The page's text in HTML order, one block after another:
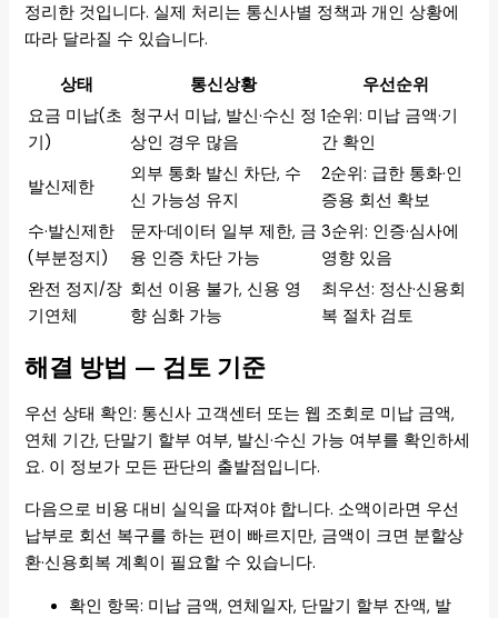
정리한 것입니다. 실제 처리는 통신사별 정책과 개인 상황에
따라 달라질 수 있습니다.
상태 통신상황
우선순위
요금 미납(초
기)
청구서 미납, 발신·수신 정
상인 경우 많음
1순위: 미납 금액·기
간 확인
발신제한
외부 통화 발신 차단, 수
신 가능성 유지
2순위: 급한 통화·인
증용 회선 확보
수·발신제한
(부분정지)
문자·데이터 일부 제한, 금
융 인증 차단 가능
3순위: 인증·심사에
영향 있음
완전 정지/장
기연체
회선 이용 불가, 신용 영
향 심화 가능
최우선: 정산·신용회
복 절차 검토
해결 방법 — 검토 기준
우선 상태 확인: 통신사 고객센터 또는 웹 조회로 미납 금액,
연체 기간, 단말기 할부 여부, 발신·수신 가능 여부를 확인하세
요. 이 정보가 모든 판단의 출발점입니다.
다음으로 비용 대비 실익을 따져야 합니다. 소액이라면 우선
납부로 회선 복구를 하는 편이 빠르지만, 금액이 크면 분할상
환·신용회복 계획이 필요할 수 있습니다.
확인 항목: 미납 금액, 연체일자, 단말기 할부 잔액, 발